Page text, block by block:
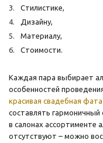
Стилистике,
Дизайну,
Материалу,
Стоимости.
Каждая пара выбирает
особенностей
красивая свадебная фата
составлять гармоничный
в салонах ассортименте
отсутствуют – можно